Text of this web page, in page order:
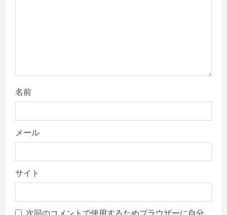
名前
メール
サイト